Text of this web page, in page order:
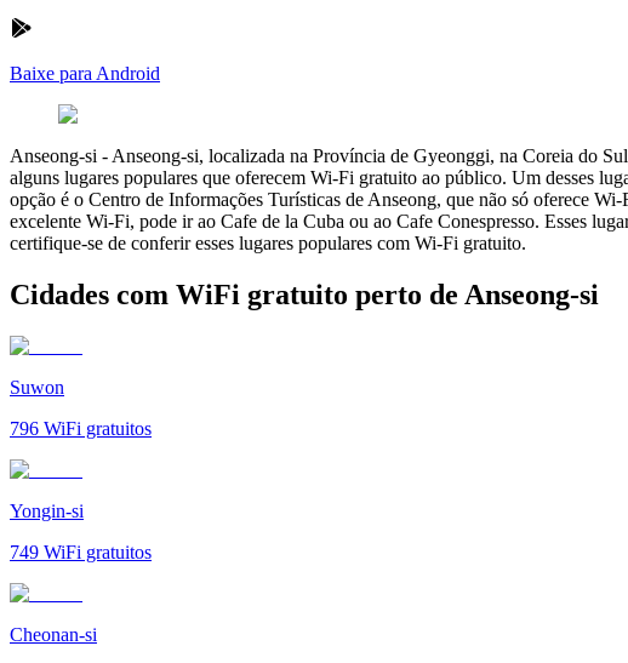
Baixe para Android
Anseong-si - Anseong-si, localizada na Província de Gyeonggi, na Coreia do
alguns lugares populares que oferecem Wi-Fi gratuito ao público. Um desses
opção é o Centro de Informações Turísticas de Anseong, que não só oferece
excelente Wi-Fi, pode ir ao Cafe de la Cuba ou ao Cafe Conespresso. Esses
certifique-se de conferir esses lugares populares com Wi-Fi gratuito.
Cidades com WiFi gratuito perto de Anseong-si
Suwon
796 WiFi gratuitos
Yongin-si
749 WiFi gratuitos
Cheonan-si